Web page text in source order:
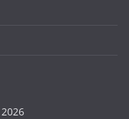
2026